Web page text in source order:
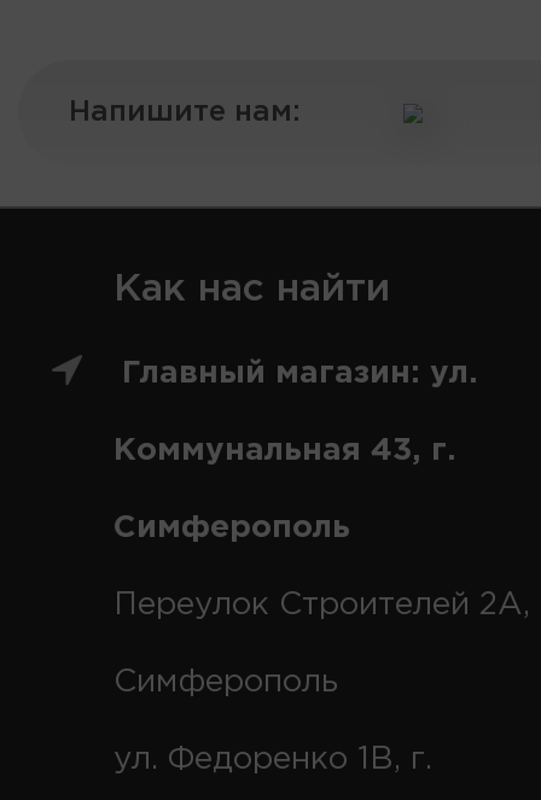
Напишите нам:
Как нас найти
Главный магазин: ул.
Коммунальная 43, г.
Симферополь
Переулок Строителей 2А,
Симферополь
ул. Федоренко 1В, г.